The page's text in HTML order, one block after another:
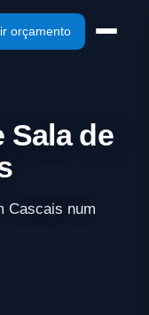
orçamento
Sala de
Cascais num